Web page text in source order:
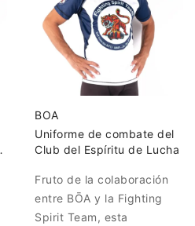
BOA
Uniforme de combate del
Club del Espíritu de Lucha
Fruto de la colaboración
entre BŌA y la Fighting
Spirit Team, esta